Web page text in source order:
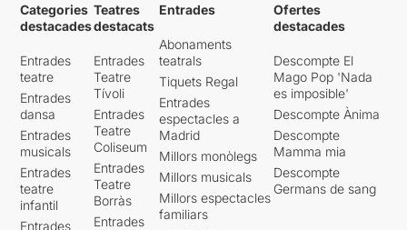
Categories
destacades
Entrades
teatre
Entrades
dansa
Entrades
musicals
Entrades
teatre
infantil
Entrades
Teatres
destacats
Entrades
Teatre
Tívoli
Entrades
Teatre
Coliseum
Entrades
Teatre
Borràs
Entrades
Entrades
Abonaments
teatrals
Tiquets Regal
Entrades
espectacles a
Madrid
Millors monòlegs
Millors musicals
Millors espectacles
familiars
Ofertes
destacades
Descompte El
Mago Pop 'Nada
es imposible'
Descompte Ànima
Descompte
Mamma mia
Descompte
Germans de sang